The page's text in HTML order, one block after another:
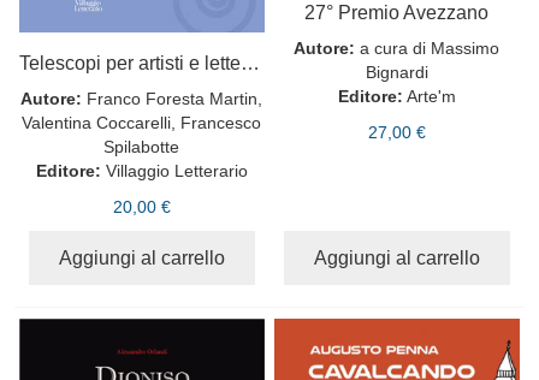
Telescopi per artisti e letterati
Autore: Franco Foresta Martin,
Valentina Coccarelli, Francesco
Spilabotte
Editore: Villaggio Letterario
20,00 €
Aggiungi al carrello
27° Premio Avezzano
Autore: a cura di Massimo
Bignardi
Editore: Arte'm
27,00 €
Aggiungi al carrello